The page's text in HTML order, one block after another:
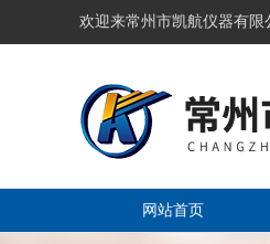
欢迎来常州市凯航仪器有限
网站首页